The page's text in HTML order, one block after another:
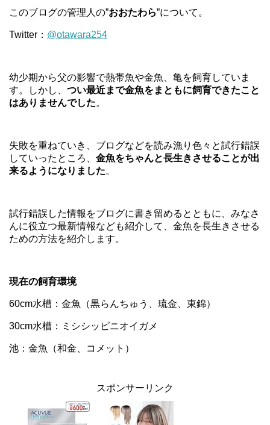
このブログの管理人の”おおたわら”について。
Twitter： @otawara254
幼少期から父の影響で熱帯魚や金魚、亀を飼育していま
す。しかし、 つい最近まで金魚をまともに飼育できたこと
はありませんでした。
失敗を重ねていき、ブログなどを読み漁り色々と試行錯誤
していったところ、 金魚をちゃんと長生きさせることが出
来るようになりました。
試行錯誤した情報をブログに書き留めるとともに、みなさ
んに役立つ最新情報なども紹介して、金魚を長生きさせる
ための方法を紹介します。
現在の飼育環境
60cm水槽：金魚（黒らんちゅう、琉金、東錦）
30cm水槽：ミシシッピニオイガメ
池：金魚（和金、コメット）
スポンサーリンク